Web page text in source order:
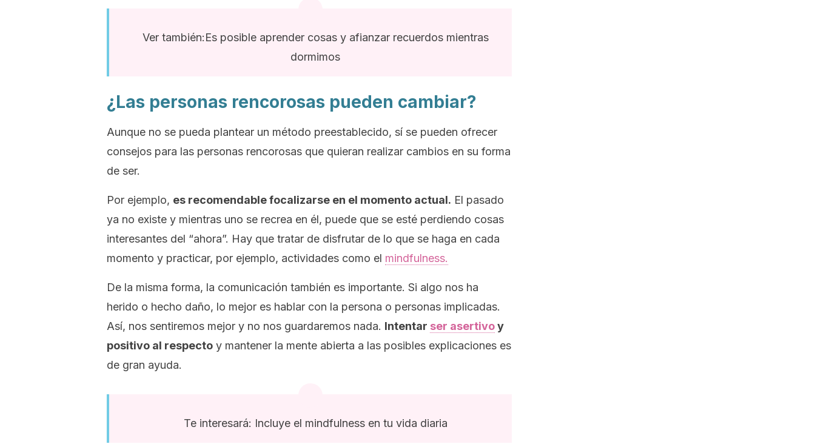
Ver también:Es posible aprender cosas y afianzar recuerdos mientras
dormimos
¿Las personas rencorosas pueden cambiar?
Aunque no se pueda plantear un método preestablecido, sí se pueden ofrecer
consejos para las personas rencorosas que quieran realizar cambios en su forma
de ser.
Por ejemplo, es recomendable focalizarse en el momento actual. El pasado
ya no existe y mientras uno se recrea en él, puede que se esté perdiendo cosas
interesantes del “ahora”. Hay que tratar de disfrutar de lo que se haga en cada
momento y practicar, por ejemplo, actividades como el mindfulness.
De la misma forma, la comunicación también es importante. Si algo nos ha
herido o hecho daño, lo mejor es hablar con la persona o personas implicadas.
Así, nos sentiremos mejor y no nos guardaremos nada. Intentar ser asertivoy
positivo al respecto y mantener la mente abierta a las posibles explicaciones es
de gran ayuda.
Te interesará: Incluye el mindfulness en tu vida diaria